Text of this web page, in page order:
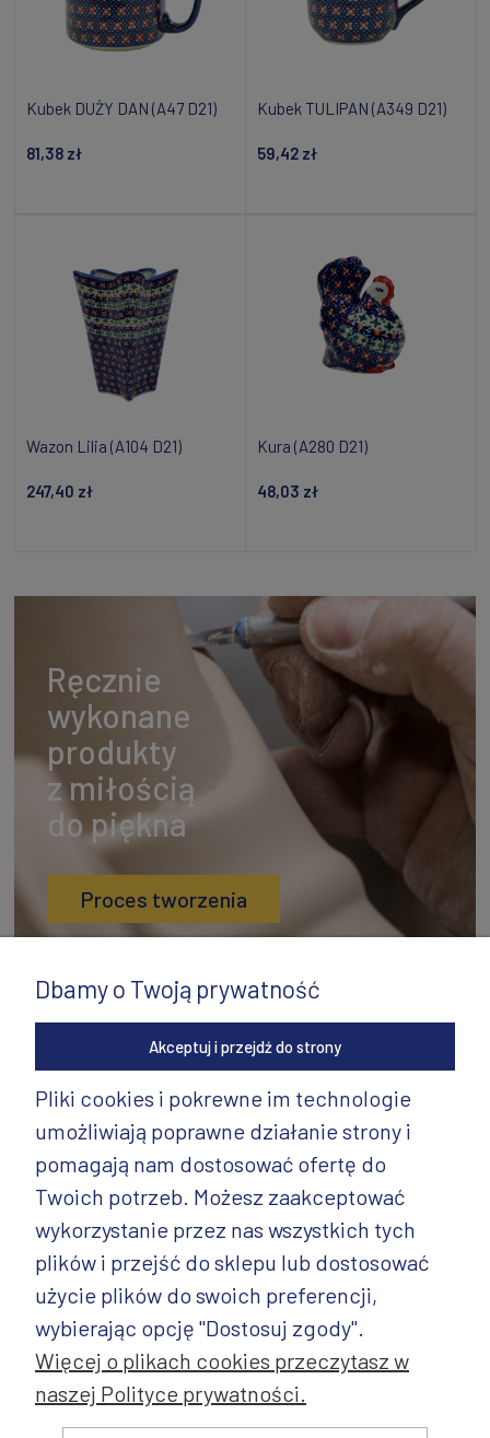
Kubek DUŻY DAN (A47 D21)
81,38 zł
Kubek TULIPAN (A349 D21)
59,42 zł
Wazon Lilia (A104 D21)
247,40 zł
Kura (A280 D21)
48,03 zł
Ręcznie
wykonane
produkty
z miłością
do piękna
Proces tworzenia
INFORMACJE
PRODUKTY CD.
POZOSTAŁE
Dbamy o Twoją prywatność
Akceptuj i przejdź do strony
Pliki cookies i pokrewne im technologie
umożliwiają poprawne działanie strony i
pomagają nam dostosować ofertę do
Twoich potrzeb. Możesz zaakceptować
wykorzystanie przez nas wszystkich tych
plików i przejść do sklepu lub dostosować
użycie plików do swoich preferencji,
wybierając opcję "Dostosuj zgody".
Więcej o plikach cookies przeczytasz w
naszej Polityce prywatności.